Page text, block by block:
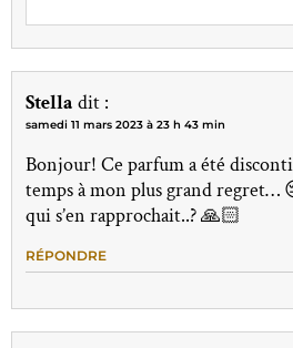
Stella dit :
samedi 11 mars 2023 à 23 h 43 min
Bonjour! Ce parfum a été
temps à mon plus grand regret…
qui s’en rapprochait..? 🙏🏻
RÉPONDRE